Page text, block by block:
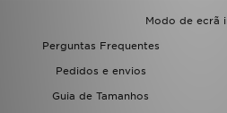
Modo de ecrã
Perguntas Frequentes
Pedidos e envios
Guia de Tamanhos